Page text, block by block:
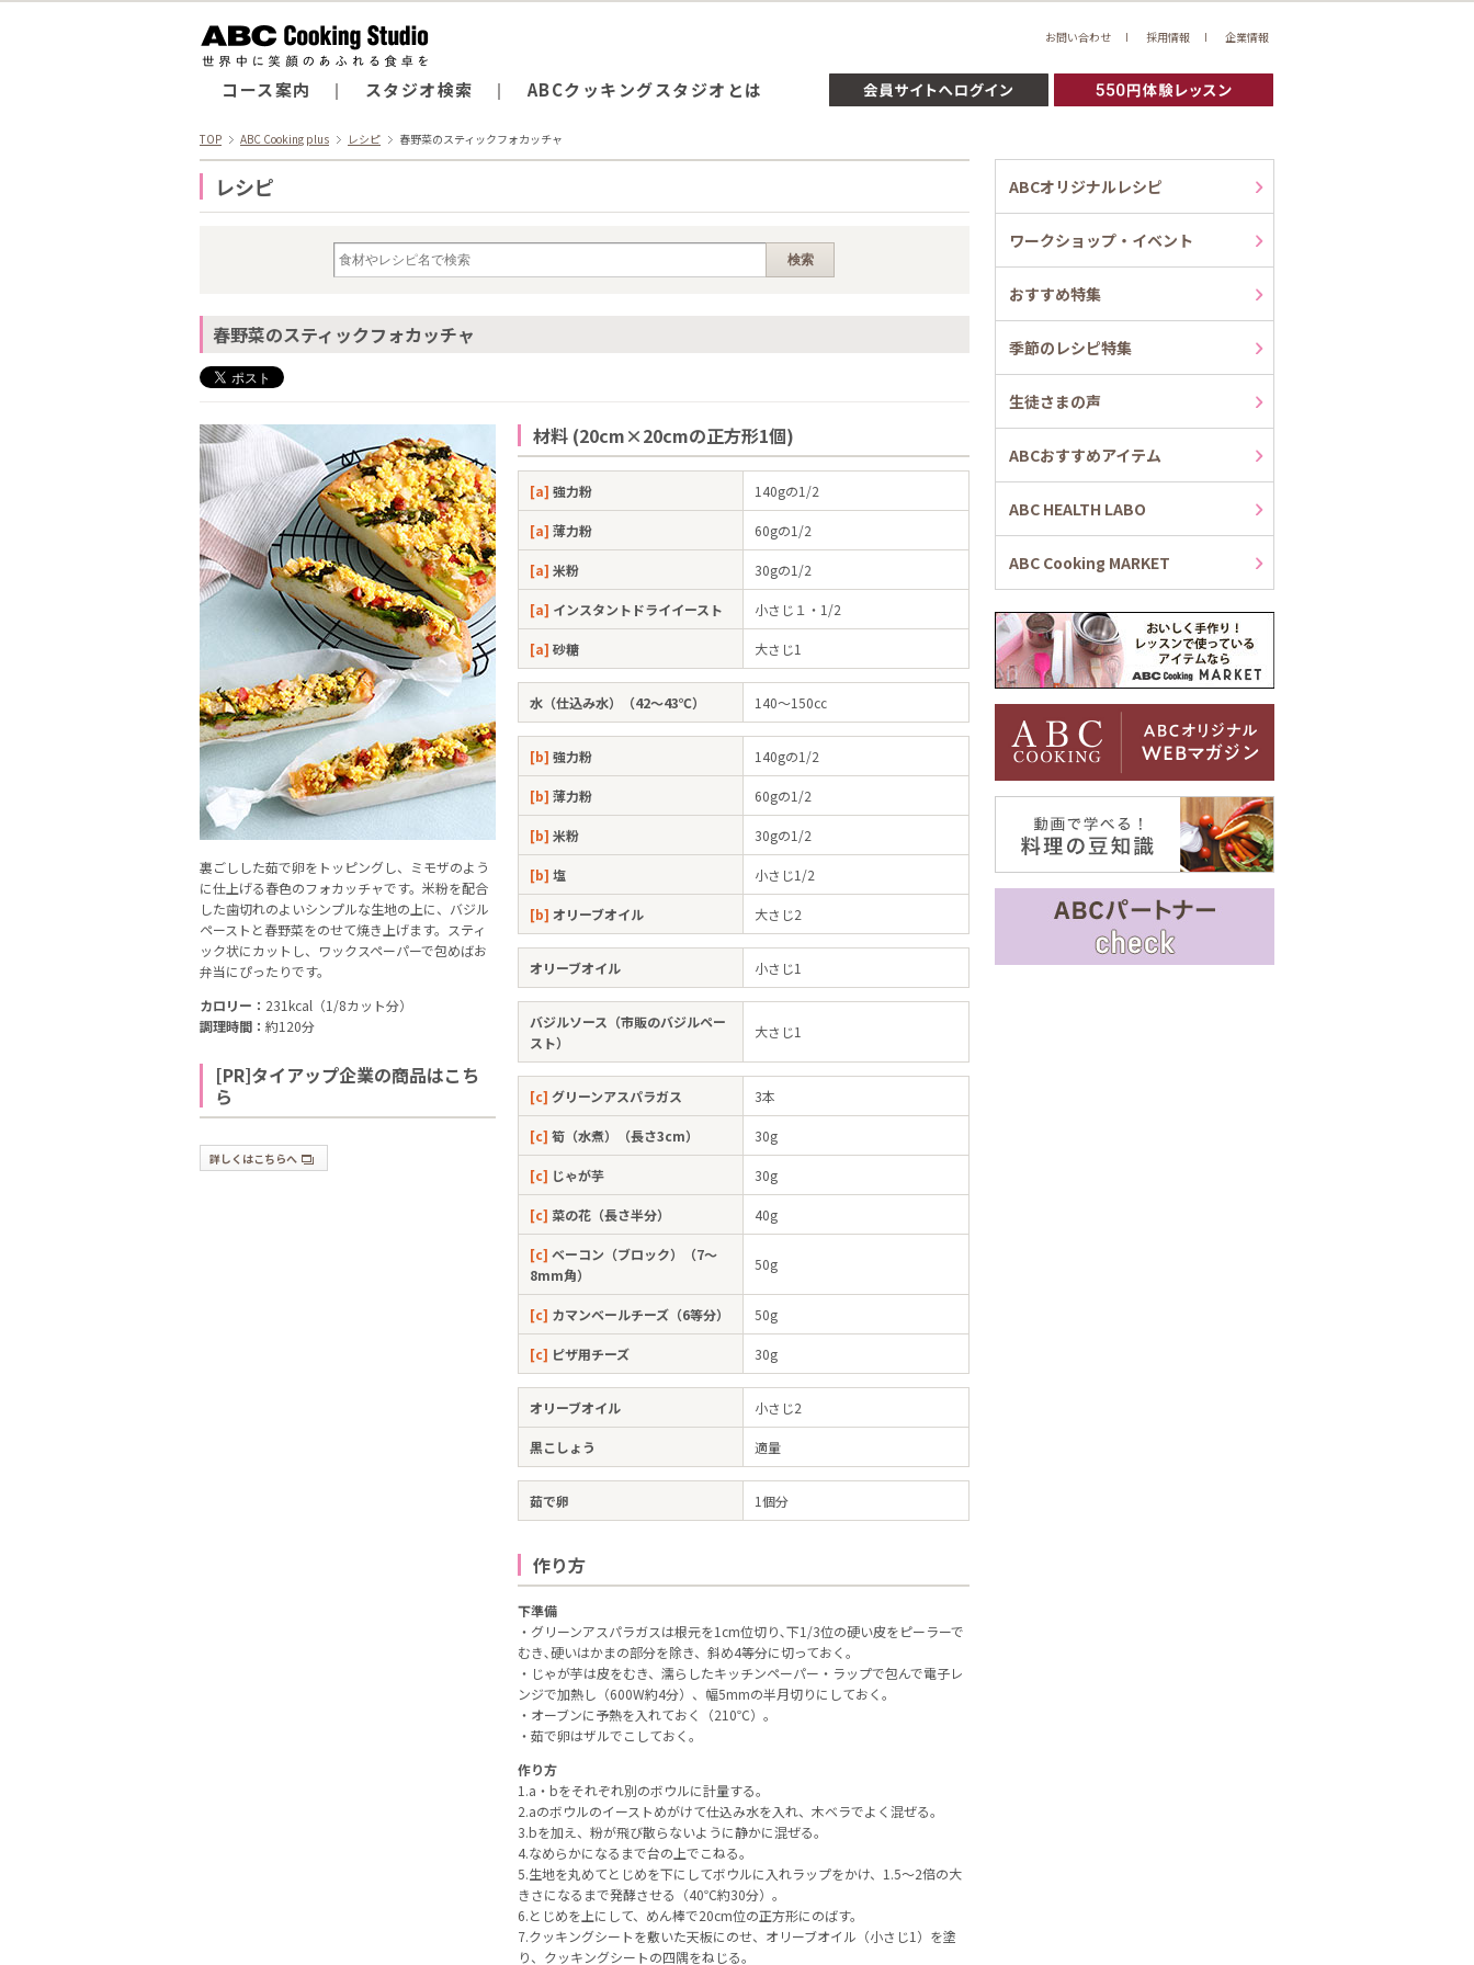
コース案内 スタジオ検索 ABCクッキングスタジオとは
お問い合わせ 採用情報 企業情報
TOP ABC Cooking plus レシピ 春野菜のスティックフォカッチャ
レシピ
春野菜のスティックフォカッチャ
裏ごしした茹で卵をトッピングし、ミモザのよう
に仕上げる春色のフォカッチャです。米粉を配合
した歯切れのよいシンプルな生地の上に、バジル
ペーストと春野菜をのせて焼き上げます。スティ
ック状にカットし、ワックスペーパーで包めばお
弁当にぴったりです。
カロリー： 231kcal（1/8カット分）
調理時間： 約120分
[PR]タイアップ企業の商品はこち
ら
詳しくはこちらへ
材料 (20cm×20cmの正方形1個)
[a] 強力粉 140gの1/2
[a] 薄力粉 60gの1/2
[a] 米粉 30gの1/2
[a] インスタントドライイースト 小さじ１・1/2
[a] 砂糖 大さじ1
水（仕込み水）（42～43℃） 140～150㏄
[b] 強力粉 140gの1/2
[b] 薄力粉 60gの1/2
[b] 米粉 30gの1/2
[b] 塩 小さじ1/2
[b] オリーブオイル 大さじ2
オリーブオイル 小さじ1
バジルソース（市販のバジルペー
スト）
大さじ1
[c] グリーンアスパラガス 3本
[c] 筍（水煮）（長さ3cm） 30g
[c] じゃが芋 30g
[c] 菜の花（長さ半分） 40g
[c] ベーコン（ブロック）（7～
8mm角）
50g
[c] カマンベールチーズ（6等分） 50g
[c] ピザ用チーズ 30g
オリーブオイル 小さじ2
黒こしょう 適量
茹で卵 1個分
作り方
下準備
・グリーンアスパラガスは根元を1cm位切り､下1/3位の硬い皮をピーラーで
むき､硬いはかまの部分を除き、斜め4等分に切っておく。
・じゃが芋は皮をむき、濡らしたキッチンペーパー・ラップで包んで電子レ
ンジで加熱し（600W約4分）、幅5mmの半月切りにしておく。
・オーブンに予熱を入れておく（210℃）。
・茹で卵はザルでこしておく。
作り方
1.a・bをそれぞれ別のボウルに計量する。
2.aのボウルのイーストめがけて仕込み水を入れ、木ベラでよく混ぜる。
3.bを加え、粉が飛び散らないように静かに混ぜる。
4.なめらかになるまで台の上でこねる。
5.生地を丸めてとじめを下にしてボウルに入れラップをかけ、1.5～2倍の大
きさになるまで発酵させる（40℃約30分）。
6.とじめを上にして、めん棒で20cm位の正方形にのばす。
7.クッキングシートを敷いた天板にのせ、オリーブオイル（小さじ1）を塗
り、クッキングシートの四隅をねじる。
ABCオリジナルレシピ
ワークショップ・イベント
おすすめ特集
季節のレシピ特集
生徒さまの声
ABCおすすめアイテム
ABC HEALTH LABO
ABC Cooking MARKET